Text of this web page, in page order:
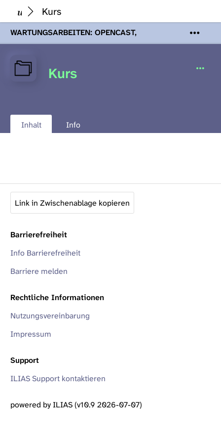
Kurs
WARTUNGSARBEITEN: OPENCAST,
PODCASTS & TOBIRA
Mi 19. August
Wartungsarbeiten an den Opencast-
Servern werden Ihnen Podcasts,
Kurs
Inhalt Info
Link in Zwischenablage kopieren
Barrierefreiheit
Info Barrierefreiheit
Barriere melden
Rechtliche Informationen
Nutzungsvereinbarung
Impressum
Support
ILIAS Support kontaktieren
powered by ILIAS (v10.9 2026-07-07)